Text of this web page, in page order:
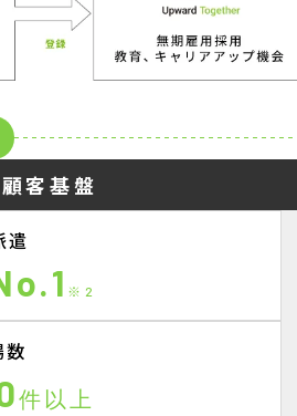
顧客基盤
遣
※2
数
件以上